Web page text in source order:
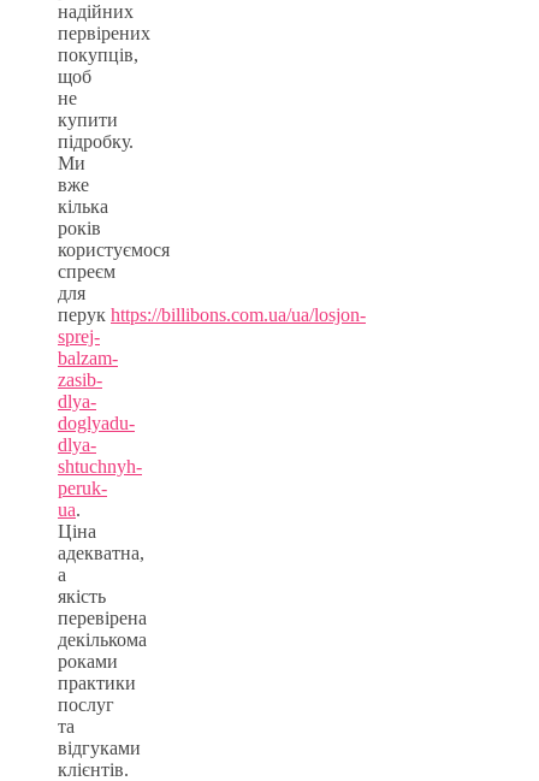
надійних
первірених
покупців,
щоб
не
купити
підробку.
Ми
вже
кілька
років
користуємося
спреєм
для
перук https://billibons.com.ua/ua/losjon-
sprej-
balzam-
zasib-
dlya-
doglyadu-
dlya-
shtuchnyh-
peruk-
ua.
Ціна
адекватна,
а
якість
перевірена
декількома
роками
практики
послуг
та
відгуками
клієнтів.